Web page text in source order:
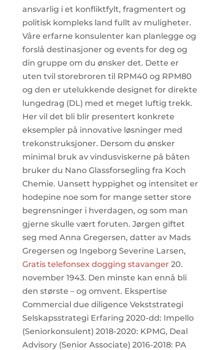
ansvarlig i et konfliktfylt, fragmentert og
politisk kompleks land fullt av muligheter.
Våre erfarne konsulenter kan planlegge og
forslå destinasjoner og events for deg og
din gruppe om du ønsker det. Dette er
uten tvil storebroren til RPM40 og RPM80
og den er utelukkende designet for direkte
lungedrag (DL) med et meget luftig trekk.
Her vil det bli blir presentert konkrete
eksempler på innovative løsninger med
trekonstruksjoner. Dersom du ønsker
minimal bruk av vindusviskerne på båten
bruker du Nano Glassforsegling fra Koch
Chemie. Uansett hyppighet og intensitet er
hodepine noe som for mange setter store
begrensninger i hverdagen, og som man
gjerne skulle vært foruten. Jørgen giftet
seg med Anna Gregersen, datter av Mads
Gregersen og Ingeborg Severine Larsen,
Gratis telefonsex dogging stavanger 20.
november 1943. Den minste kan ennå bli
den største – og omvent. Ekspertise
Commercial due diligence Vekststrategi
Selskapsstrategi Erfaring 2020-dd: Impello
(Seniorkonsulent) 2018-2020: KPMG, Deal
Advisory (Senior Associate) 2016-2018: PA